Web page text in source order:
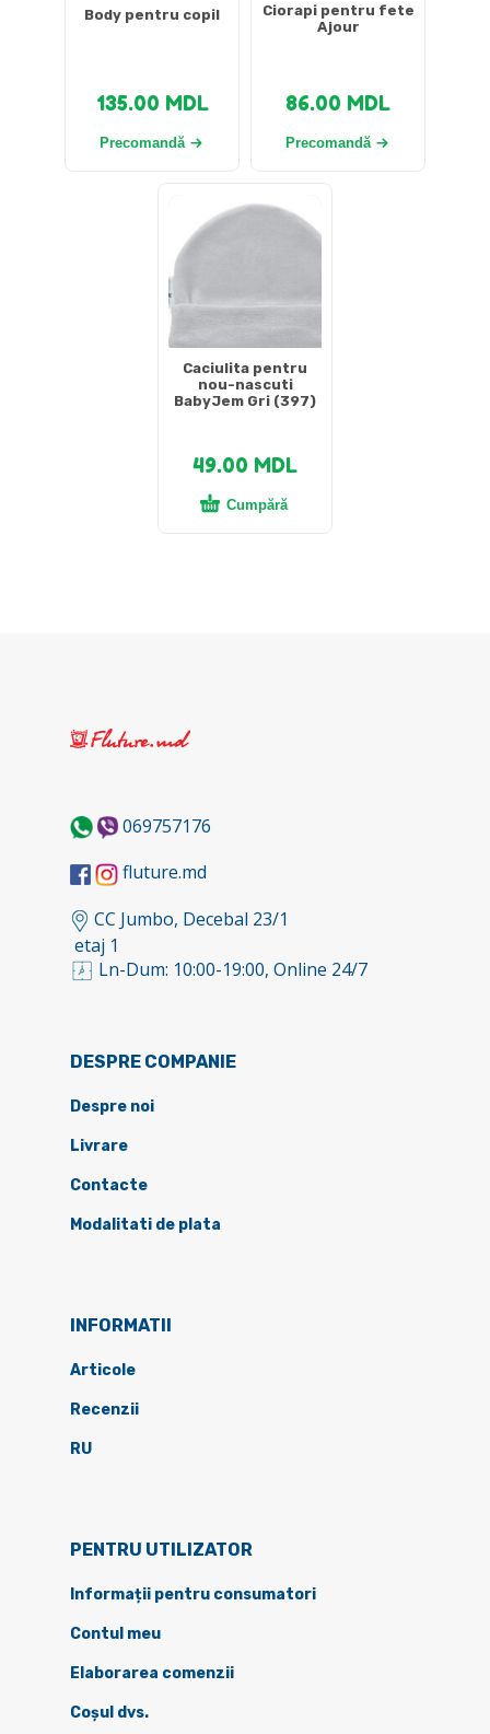
Body pentru copil
135.00 MDL
Precomandă
Ciorapi pentru fete
Ajour
86.00 MDL
Precomandă
Caciulita pentru
nou-nascuti
BabyJem Gri (397)
49.00 MDL
Cumpără
069757176
fluture.md
CC Jumbo, Decebal 23/1
etaj 1
Ln-Dum: 10:00-19:00, Online 24/7
DESPRE COMPANIE
Despre noi
Livrare
Contacte
Modalitati de plata
INFORMATII
Articole
Recenzii
RU
PENTRU UTILIZATOR
Informații pentru consumatori
Contul meu
Elaborarea comenzii
Coșul dvs.